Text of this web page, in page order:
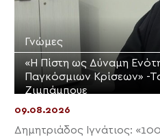
Γνώμες
«Η Πίστη ως Δύναμη
Παγκόσμιων Κρίσεων» -
Ζιμπάμπουε
09.08.2026
Δημητριάδος Ιγνάτιος: